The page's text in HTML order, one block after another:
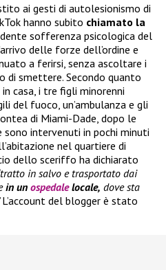
ai gesti di autolesionismo di
hanno subito chiamato la
sofferenza psicologica del
delle forze dell’ordine e
a ferirsi, senza ascoltare i
di smettere. Secondo quanto
casa, i tre figli minorenni
del fuoco, un’ambulanza e gli
di Miami-Dade, dopo le
intervenuti in pochi minuti
nel quartiere di
dello sceriffo ha dichiarato
in salvo e trasportato dai
in un ospedalelocale, dove sta
L’account del blogger è stato